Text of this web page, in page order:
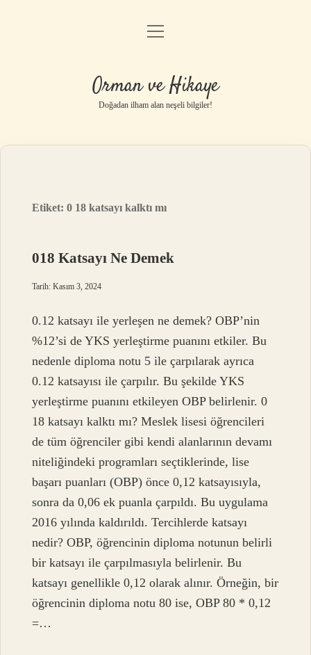
Anasayfa
Yasal Uyarı
menüyü
Orman ve Hikaye
Doğadan ilham alan neşeli bilgiler!
Etiket:0 18 katsayı kalktı mı
018 Katsayı Ne Demek
Tarih: Kasım 3, 2024
0.12 katsayı ile yerleşen ne demek? OBP’nin
%12’si de YKS yerleştirme puanını etkiler. Bu
nedenle diploma notu 5 ile çarpılarak ayrıca
0.12 katsayısı ile çarpılır. Bu şekilde YKS
yerleştirme puanını etkileyen OBP belirlenir. 0
18 katsayı kalktı mı? Meslek lisesi öğrencileri
de tüm öğrenciler gibi kendi alanlarının devamı
niteliğindeki programları seçtiklerinde, lise
başarı puanları (OBP) önce 0,12 katsayısıyla,
sonra da 0,06 ek puanla çarpıldı. Bu uygulama
2016 yılında kaldırıldı. Tercihlerde katsayı
nedir? OBP, öğrencinin diploma notunun belirli
bir katsayı ile çarpılmasıyla belirlenir. Bu
katsayı genellikle 0,12 olarak alınır. Örneğin, bir
öğrencinin diploma notu 80 ise, OBP 80 * 0,12
=…